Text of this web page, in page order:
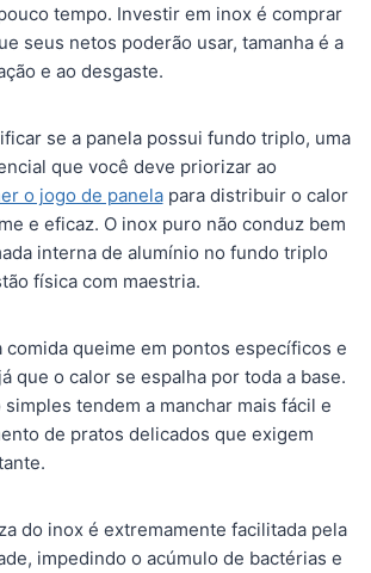
tempo. Investir em inox é comprar
seus netos poderão usar, tamanha é a
e ao desgaste.
se a panela possui fundo triplo, uma
que você deve priorizar ao
o jogo de panelapara distribuir o calor
e eficaz. O inox puro não conduz bem
interna de alumínio no fundo triplo
física com maestria.
comida queime em pontos específicos e
que o calor se espalha por toda a base.
tendem a manchar mais fácil e
de pratos delicados que exigem
do inox é extremamente facilitada pela
impedindo o acúmulo de bactérias e